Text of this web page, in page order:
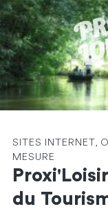
SITES INTERNET,
MESURE
du